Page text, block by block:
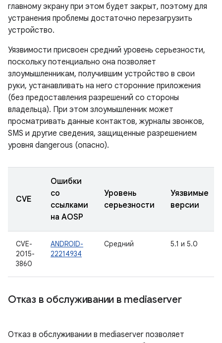
главному экрану при этом будет закрыт, поэтому для
устранения проблемы достаточно перезагрузить
устройство.
Уязвимости присвоен средний уровень серьезности,
поскольку потенциально она позволяет
злоумышленникам, получившим устройство в свои
руки, устанавливать на него сторонние приложения
(без предоставления разрешений со стороны
владельца). При этом злоумышленник может
просматривать данные контактов, журналы звонков,
SMS и другие сведения, защищенные разрешением
уровня dangerous (опасно).
CVE
Ошибки
со
ссылками
на AOSP
Уровень
серьезности
Уязвимые
версии
CVE-
2015-
3860
ANDROID-
22214934
Средний 5.1 и 5.0
Отказ в обслуживании в mediaserver
Отказ в обслуживании в mediaserver позволяет